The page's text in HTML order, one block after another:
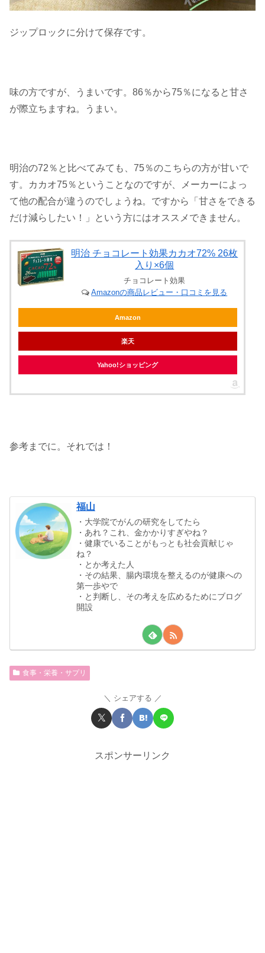
ジップロックに分けて保存です。
味の方ですが、うまいです。86％から75％になると甘さ
が際立ちますね。うまい。
明治の72％と比べてみても、75％のこちらの方が甘いで
す。カカオ75％ということなのですが、メーカーによっ
て他の配合が違うのでしょうね。ですから「甘さをできる
だけ減らしたい！」という方にはオススメできません。
明治 チョコレート効果カカオ72% 26枚
入り×6個
チョコレート効果
Amazonの商品レビュー・口コミを見る
Amazon
楽天
Yahoo!ショッピング
参考までに。それでは！
福山
・大学院でがんの研究をしてたら
・あれ？これ、金かかりすぎやね？
・健康でいることがもっとも社会貢献じゃ
ね？
・とか考えた人
・その結果、腸内環境を整えるのが健康への
第一歩やで
・と判断し、その考えを広めるためにブログ
開設
食事・栄養・サプリ
シェアする
スポンサーリンク